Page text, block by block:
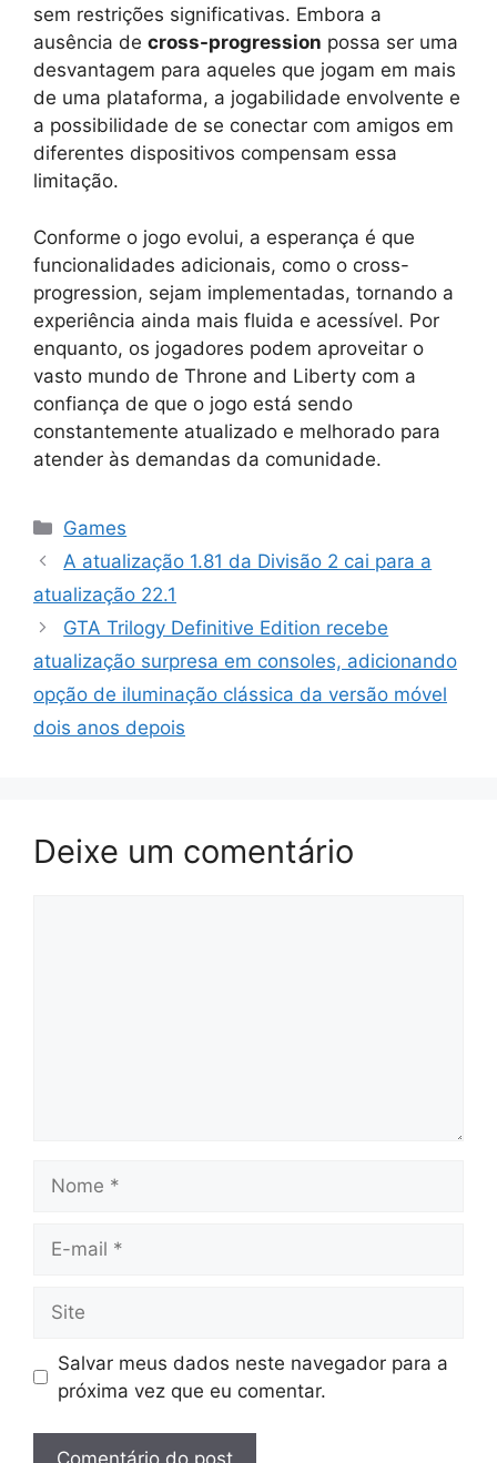
sem restrições significativas. Embora a
ausência de cross-progression possa ser uma
desvantagem para aqueles que jogam em mais
de uma plataforma, a jogabilidade envolvente e
a possibilidade de se conectar com amigos em
diferentes dispositivos compensam essa
limitação.
Conforme o jogo evolui, a esperança é que
funcionalidades adicionais, como o cross-
progression, sejam implementadas, tornando a
experiência ainda mais fluida e acessível. Por
enquanto, os jogadores podem aproveitar o
vasto mundo de Throne and Liberty com a
confiança de que o jogo está sendo
constantemente atualizado e melhorado para
atender às demandas da comunidade.
Categorias
Games
A atualização 1.81 da Divisão 2 cai para a
atualização 22.1
GTA Trilogy Definitive Edition recebe
atualização surpresa em consoles, adicionando
opção de iluminação clássica da versão móvel
dois anos depois
Deixe um comentário
mail
Salvar meus dados neste navegador para a
próxima vez que eu comentar.